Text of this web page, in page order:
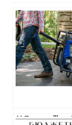
Як купували
генератори
Харківщині у
“прокладки”
непрозорі
закупівлі
У Балаклії за